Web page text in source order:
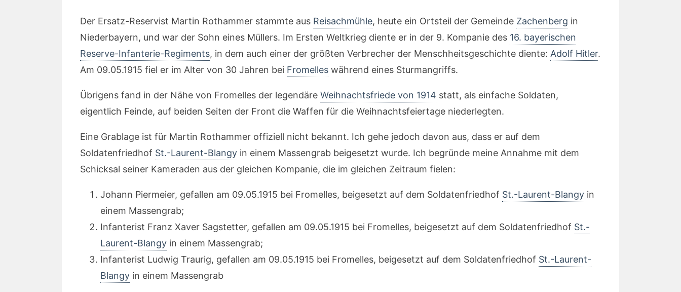
Der Ersatz-Reservist Martin Rothammer stammte aus Reisachmühle, heute ein Ortsteil der Gemeinde Zachenberg in
Niederbayern, und war der Sohn eines Müllers. Im Ersten Weltkrieg diente er in der 9. Kompanie des 16. bayerischen
Reserve-Infanterie-Regiments, in dem auch einer der größten Verbrecher der Menschheitsgeschichte diente: Adolf Hitler.
Am 09.05.1915 fiel er im Alter von 30 Jahren bei Fromelles während eines Sturmangriffs.
Übrigens fand in der Nähe von Fromelles der legendäre Weihnachtsfriede von 1914 statt, als einfache Soldaten,
eigentlich Feinde, auf beiden Seiten der Front die Waffen für die Weihnachtsfeiertage niederlegten.
Eine Grablage ist für Martin Rothammer offiziell nicht bekannt. Ich gehe jedoch davon aus, dass er auf dem
Soldatenfriedhof St.-Laurent-Blangy in einem Massengrab beigesetzt wurde. Ich begründe meine Annahme mit dem
Schicksal seiner Kameraden aus der gleichen Kompanie, die im gleichen Zeitraum fielen:
Johann Piermeier, gefallen am 09.05.1915 bei Fromelles, beigesetzt auf dem Soldatenfriedhof St.-Laurent-Blangy in
einem Massengrab;
Infanterist Franz Xaver Sagstetter, gefallen am 09.05.1915 bei Fromelles, beigesetzt auf dem Soldatenfriedhof St.-
Laurent-Blangy in einem Massengrab;
Infanterist Ludwig Traurig, gefallen am 09.05.1915 bei Fromelles, beigesetzt auf dem Soldatenfriedhof St.-Laurent-
Blangy in einem Massengrab